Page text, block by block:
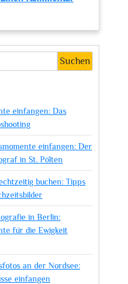
Suchen
einfangen: Das
einfangen: Der
in St. Pölten
buchen: Tipps
in Berlin:
für die Ewigkeit
an der Nordsee:
einfangen